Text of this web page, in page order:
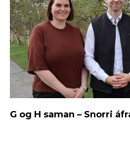
G og H saman – Snorri